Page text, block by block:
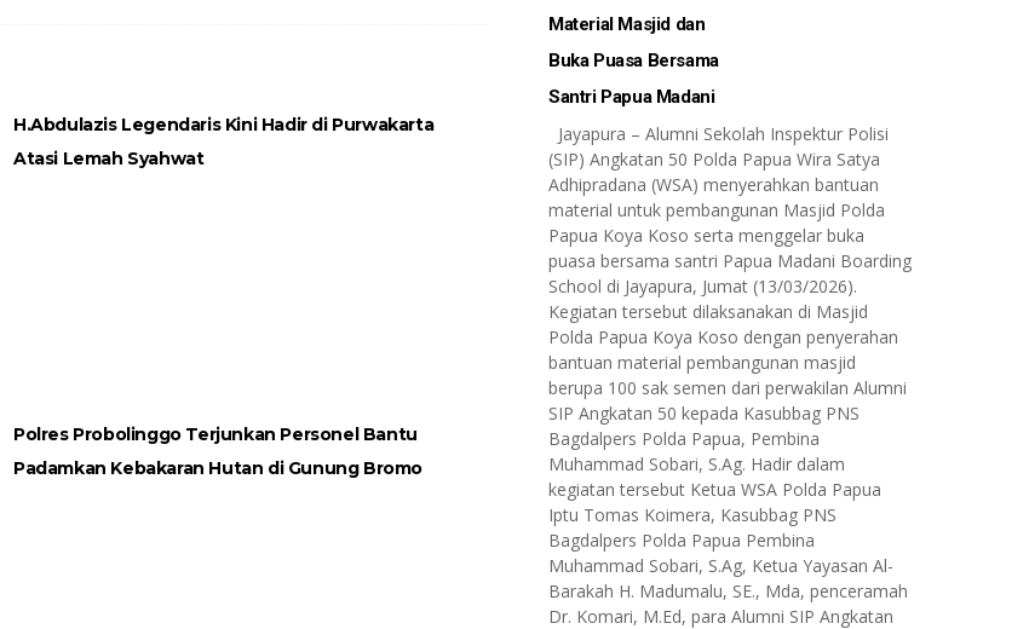
H.Abdulazis Legendaris Kini Hadir di Purwakarta
Atasi Lemah Syahwat
Polres Probolinggo Terjunkan Personel Bantu
Padamkan Kebakaran Hutan di Gunung Bromo
Material Masjid dan
Buka Puasa Bersama
Santri Papua Madani
Jayapura – Alumni Sekolah Inspektur Polisi
(SIP) Angkatan 50 Polda Papua Wira Satya
Adhipradana (WSA) menyerahkan bantuan
material untuk pembangunan Masjid Polda
Papua Koya Koso serta menggelar buka
puasa bersama santri Papua Madani Boarding
School di Jayapura, Jumat (13/03/2026).
Kegiatan tersebut dilaksanakan di Masjid
Polda Papua Koya Koso dengan penyerahan
bantuan material pembangunan masjid
berupa 100 sak semen dari perwakilan Alumni
SIP Angkatan 50 kepada Kasubbag PNS
Bagdalpers Polda Papua, Pembina
Muhammad Sobari, S.Ag. Hadir dalam
kegiatan tersebut Ketua WSA Polda Papua
Iptu Tomas Koimera, Kasubbag PNS
Bagdalpers Polda Papua Pembina
Muhammad Sobari, S.Ag, Ketua Yayasan Al-
Barakah H. Madumalu, SE., Mda, penceramah
Dr. Komari, M.Ed, para Alumni SIP Angkatan